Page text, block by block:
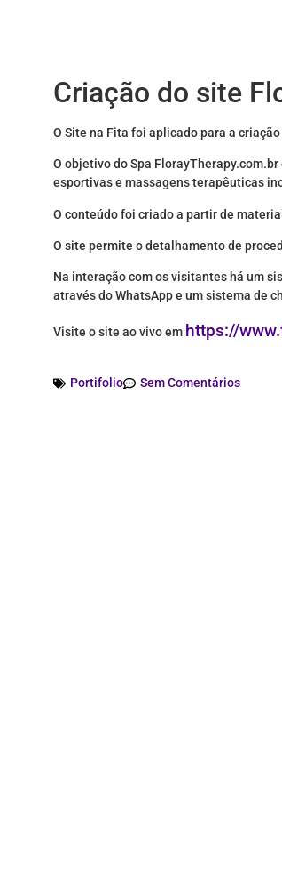
Criação do site
O Site na Fita foi aplicado para a
O objetivo do Spa
esportivas e massagens terapêuticas
O conteúdo foi criado a partir de
O site permite o detalhamento de
Na interação com os visitantes há um
através do WhatsApp e um sistema de
Visite o site ao vivo em https://
Portifolio Sem Comentários